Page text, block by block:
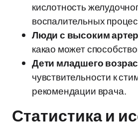
кислотность
воспалительных
Люди с высоким
какао может
Дети младшего
чувствительности к
рекомендации врача.
Статистика и